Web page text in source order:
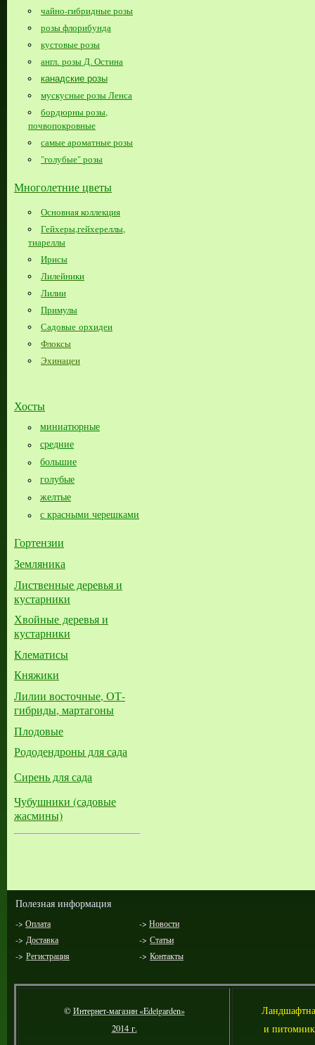
чайно-гибридные розы
розы флорибунда
кустовые розы
англ. розы Д. Остина
канадские розы
мускусные розы Ленса
бордюрны розы,
почвопокровные
самые ароматные розы
"голубые" розы
Многолетние цветы
Основная коллекция
Гейхеры,гейхереллы,
тиареллы
Ирисы
Лилейники
Лилии
Примулы
Садовые орхидеи
Флоксы
Эхинацеи
Хосты
миниатюрные
средние
большие​
голубые
желтые
с красными черешками
Гортензии
Земляника
Лиственные деревья и
кустарники
Хвойные деревья и
кустарники
Клематисы
Княжики
Лилии восточные, ОТ-
гибриды, мартагоны
Плодовые
Рододендроны для сада
Сирень для сада
Чубушники (садовые
жасмины)
Полезная информация
-> Оплата -> Новости
-> Доставка -> Статьи
-> Регистрация -> Контакты
©Интернет-магазин «Edelgarden»
2014 г.
Л
и питомник